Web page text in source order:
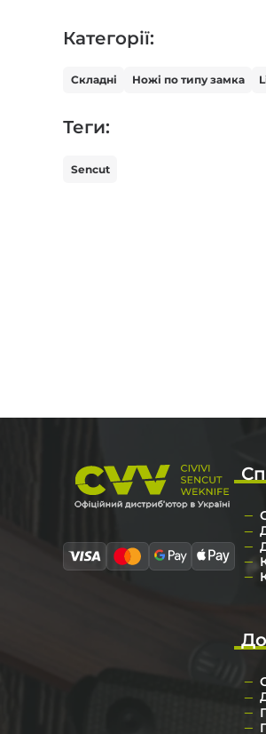
Категорії:
Складні Ножі по типу замка
Теги:
Sencut